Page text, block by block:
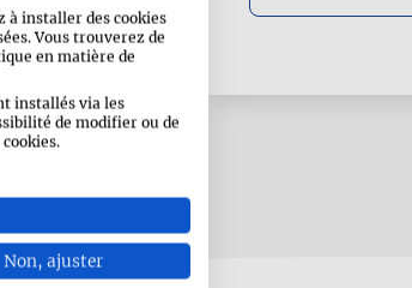
installer des cookies
Vous trouverez de
en matière de
installés via les
de modifier ou de
Non, ajuster